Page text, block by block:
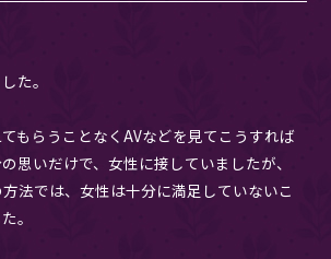
た。
もらうことなくAVなどを見てこうすれば
思いだけで、女性に接していましたが、
法では、女性は十分に満足していないこ
。